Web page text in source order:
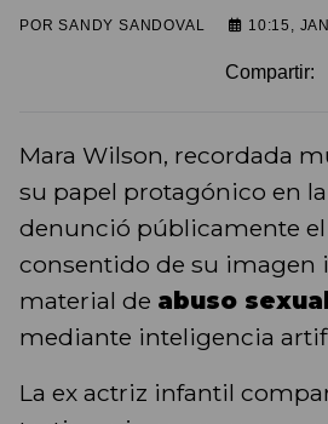
PORSANDY SANDOVAL 10:15,
Compartir:
Mara Wilson, recordada
su papel protagónico en
denunció públicamente
consentido de su imagen
material de abuso
mediante inteligencia
La ex actriz infantil